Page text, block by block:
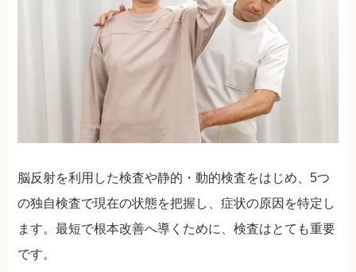
脳反射を利用した検査や静的・動的検査をはじめ、5つ
の独自検査で現在の状態を把握し、症状の原因を特定し
ます。最短で根本改善へ導くために、検査はとても重要
です。